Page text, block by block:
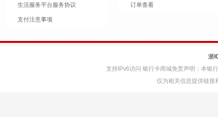
生活服务平台服务协议
支付注意事项
订单查看
浙
支持IPv6访问 银行卡商城免责声明：本银
仅为相关信息提供链接